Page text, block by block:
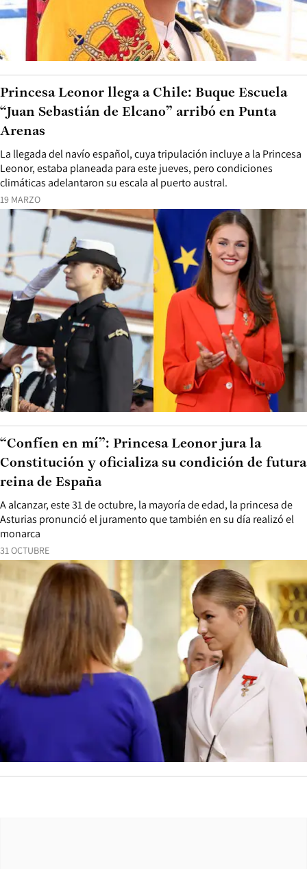
19 MARZO
La llegada del navío español, cuya tripulación incluye a la Princesa
Leonor, estaba planeada para este jueves, pero condiciones
climáticas adelantaron su escala al puerto austral.
Princesa Leonor llega a Chile: Buque Escuela
“Juan Sebastián de Elcano” arribó en Punta
Arenas
31 OCTUBRE
A alcanzar, este 31 de octubre, la mayoría de edad, la princesa de
Asturias pronunció el juramento que también en su día realizó el
monarca
“Confíen en mí”: Princesa Leonor jura la
Constitución y oficializa su condición de futura
reina de España